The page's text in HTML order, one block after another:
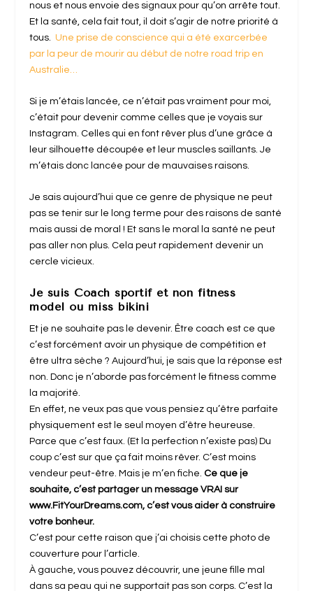
nous et nous envoie des signaux pour qu’on arrête tout.
Et la santé, cela fait tout, il doit s’agir de notre priorité à
tous.Une prise de conscience qui a été exarcerbée
par la peur de mourir au début de notre road trip en
Australie…
Si je m’étais lancée, ce n’était pas vraiment pour moi,
c’était pour devenir comme celles que je voyais sur
Instagram. Celles qui en font rêver plus d’une grâce à
leur silhouette découpée et leur muscles saillants. Je
m’étais donc lancée pour de mauvaises raisons.
Je sais aujourd’hui que ce genre de physique ne peut
pas se tenir sur le long terme pour des raisons de santé
mais aussi de moral ! Et sans le moral la santé ne peut
pas aller non plus. Cela peut rapidement devenir un
cercle vicieux.
Je suis Coach sportif et non fitness
model ou miss bikini
Et je ne souhaite pas le devenir. Être coach est ce que
c’est forcément avoir un physique de compétition et
être ultra sèche ? Aujourd’hui, je sais que la réponse est
non. Donc je n’aborde pas forcément le fitness comme
la majorité.
En effet, ne veux pas que vous pensiez qu’être parfaite
physiquement est le seul moyen d’être heureuse.
Parce que c’est faux. (Et la perfection n’existe pas) Du
coup c’est sur que ça fait moins rêver. C’est moins
vendeur peut-être. Mais je m’en fiche. Ce que je
souhaite, c’est partager un message VRAI sur
www.FitYourDreams.com, c’est vous aider à construire
votre bonheur.
C’est pour cette raison que j’ai choisis cette photo de
couverture pour l’article.
À gauche, vous pouvez découvrir, une jeune fille mal
dans sa peau qui ne supportait pas son corps. C’est la